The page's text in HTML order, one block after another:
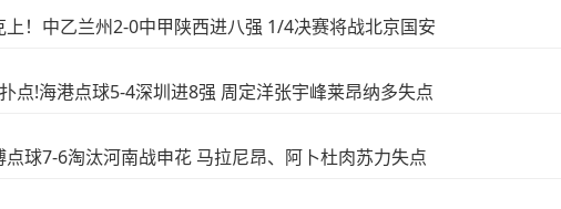
！中乙兰州2-0中甲陕西进八强 1/4决赛将战北京国安
点!海港点球5-4深圳进8强 周定洋张宇峰莱昂纳多失点
球7-6淘汰河南战申花 马拉尼昂、阿卜杜肉苏力失点